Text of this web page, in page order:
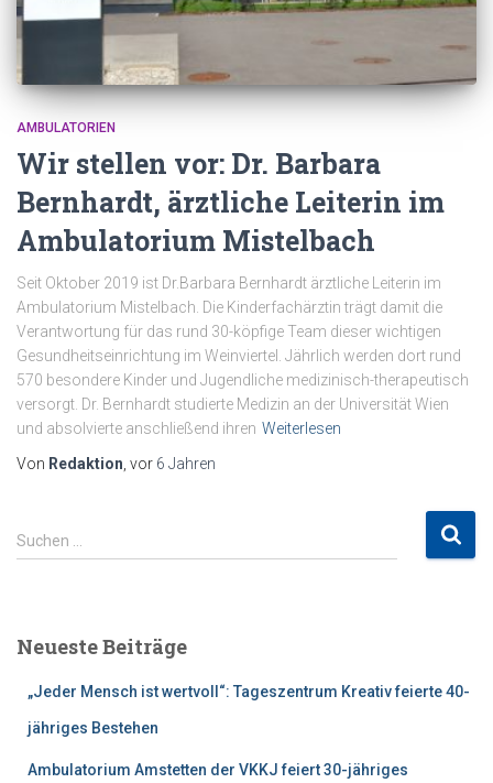
AMBULATORIEN
Wir stellen vor: Dr. Barbara
Bernhardt, ärztliche Leiterin im
Ambulatorium Mistelbach
Seit Oktober 2019 ist Dr.Barbara Bernhardt ärztliche Leiterin im
Ambulatorium Mistelbach. Die Kinderfachärztin trägt damit die
Verantwortung für das rund 30-köpfige Team dieser wichtigen
Gesundheitseinrichtung im Weinviertel. Jährlich werden dort rund
570 besondere Kinder und Jugendliche medizinisch-therapeutisch
versorgt. Dr. Bernhardt studierte Medizin an der Universität Wien
und absolvierte anschließend ihren Weiterlesen
Von Redaktion , vor 6 Jahren
S
u
n
Suchen …
Neueste Beiträge
„Jeder Mensch ist wertvoll“: Tageszentrum Kreativ feierte 40-
jähriges Bestehen
Ambulatorium Amstetten der VKKJ feiert 30-jähriges